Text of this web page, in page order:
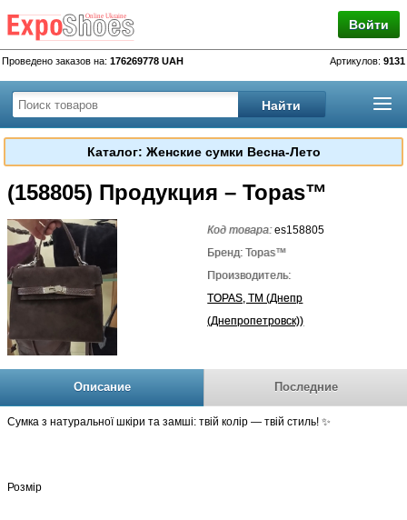
Войти
Проведено заказов на: 176269778 UAH Артикулов: 9131
Каталог: Женские сумки Весна-Лето
(158805) Продукция – Topas™
Код товара:es158805
Бренд: Topas™
Производитель:
TOPAS, TM (Днепр
(Днепропетровск))
Описание Последние
​Сумка з натуральної шкіри та замші: твій колір — твій стиль! ✨
Розмір